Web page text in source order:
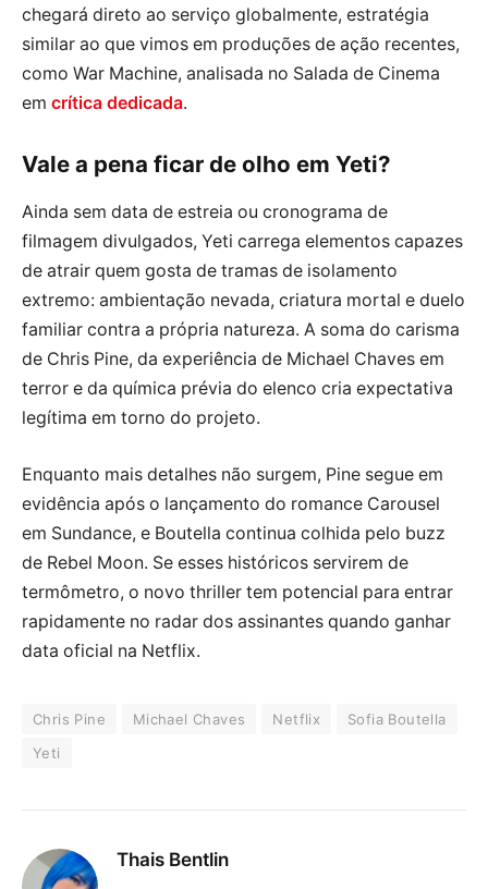
chegará direto ao serviço globalmente, estratégia
similar ao que vimos em produções de ação recentes,
como War Machine, analisada no Salada de Cinema
em crítica dedicada.
Vale a pena ficar de olho em Yeti?
Ainda sem data de estreia ou cronograma de
filmagem divulgados, Yeti carrega elementos capazes
de atrair quem gosta de tramas de isolamento
extremo: ambientação nevada, criatura mortal e duelo
familiar contra a própria natureza. A soma do carisma
de Chris Pine, da experiência de Michael Chaves em
terror e da química prévia do elenco cria expectativa
legítima em torno do projeto.
Enquanto mais detalhes não surgem, Pine segue em
evidência após o lançamento do romance Carousel
em Sundance, e Boutella continua colhida pelo buzz
de Rebel Moon. Se esses históricos servirem de
termômetro, o novo thriller tem potencial para entrar
rapidamente no radar dos assinantes quando ganhar
data oficial na Netflix.
Chris Pine Michael Chaves Netflix
Sofia Boutella
Yeti
Thais Bentlin